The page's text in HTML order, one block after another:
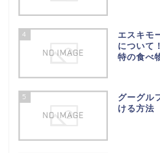
4
エスキモ
について
特の食べ
5
グーグル
ける方法